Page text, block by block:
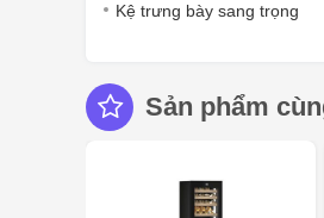
Kệ trưng bày sang trọng
Sản phẩm